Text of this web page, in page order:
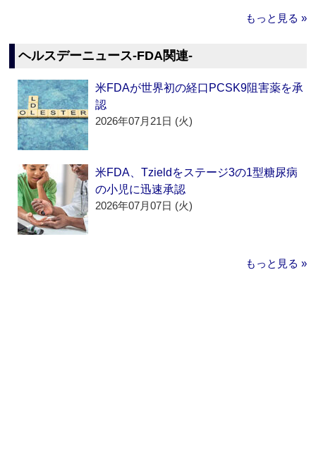
もっと見る »
ヘルスデーニュース‐FDA関連‐
米FDAが世界初の経口PCSK9阻害薬を承
認
2026年07月21日 (火)
米FDA、Tzieldをステージ3の1型糖尿病
の小児に迅速承認
2026年07月07日 (火)
もっと見る »